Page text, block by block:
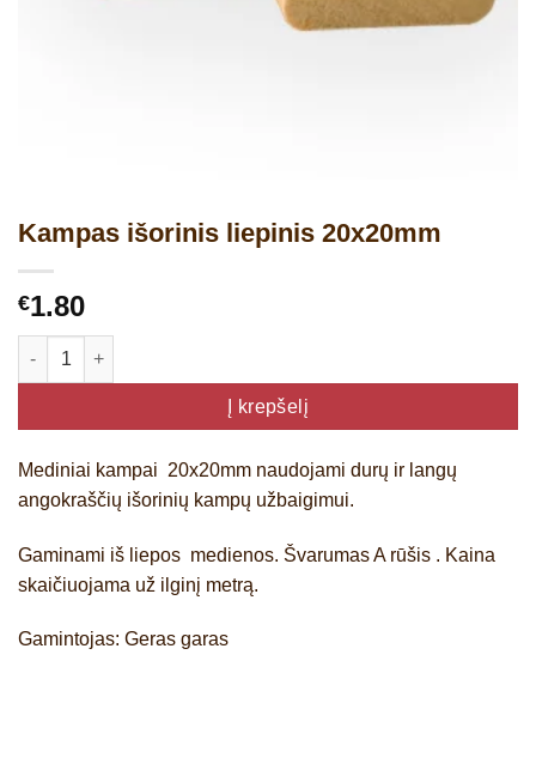
Kampas išorinis liepinis 20x20mm
€1.80
produkto kiekis: Kampas išorinis liepinis 20x20mm
Į krepšelį
Mediniai kampai 20x20mm naudojami durų ir langų
angokraščių išorinių kampų užbaigimui.
Gaminami iš liepos medienos. Švarumas A rūšis . Kaina
skaičiuojama už ilginį metrą.
Gamintojas: Geras garas